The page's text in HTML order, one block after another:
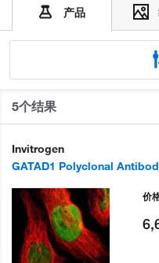
产品
5个结果
Invitrogen
GATAD1 Polyclonal
价